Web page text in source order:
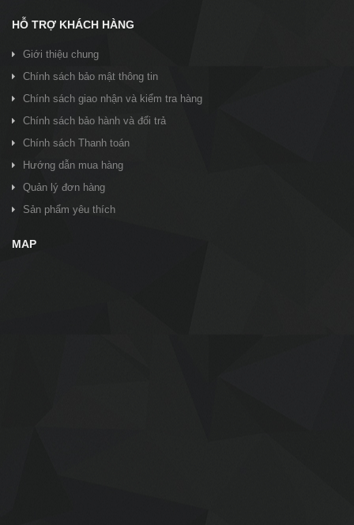
HỖ TRỢ KHÁCH HÀNG
Giới thiệu chung
Chính sách bảo mật thông tin
Chính sách giao nhận và kiểm tra hàng
Chính sách bảo hành và đổi trả
Chính sách Thanh toán
Hướng dẫn mua hàng
Quản lý đơn hàng
Sản phẩm yêu thích
MAP